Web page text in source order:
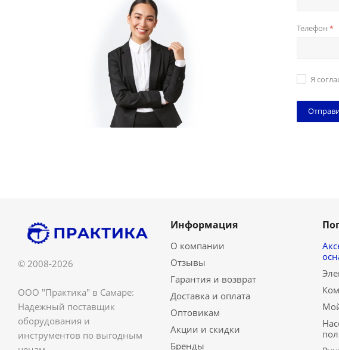
Телефон *
Я
© 2008-2026
ООО "Практика" в Самаре:
Надежный поставщик
оборудования и
инструментов по выгодным
Информация
О компании
Отзывы
Гарантия и возврат
Доставка и оплата
Оптовикам
Акции и скидки
Бренды